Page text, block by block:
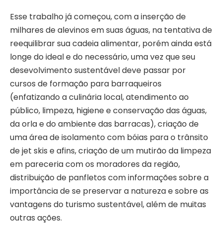
Esse trabalho já começou, com a inserção de
milhares de alevinos em suas águas, na tentativa de
reequilibrar sua cadeia alimentar, porém ainda está
longe do ideal e do necessário, uma vez que seu
desevolvimento sustentável deve passar por
cursos de formação para barraqueiros
(enfatizando a culinária local, atendimento ao
público, limpeza, higiene e conservação das águas,
da orla e do ambiente das barracas), criação de
uma área de isolamento com bóias para o trânsito
de jet skis e afins, criação de um mutirão da limpeza
em pareceria com os moradores da região,
distribuição de panfletos com informações sobre a
importância de se preservar a natureza e sobre as
vantagens do turismo sustentável, além de muitas
outras ações.